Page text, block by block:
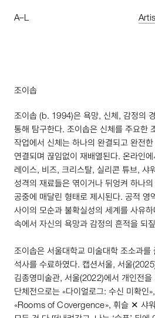
A–L
조이솝
조이솝 (b. 1994)은 욕망, 신체, 감정의
통해 탐구한다. 조이솝은 신체를 주요한
작업에서 신체는 하나의 완결되고 완전
연결되며 끊임없이 재배열된다. 온라인
레이스, 비즈, 크리스탈, 실리콘 튜브, 샤
성격의 재료들은 엮이거나 뒤엉켜 하나
공중에 매달린 형태로 제시된다. 공적 영
사이의 모순과 불확실성의 세계를 사유
속에서 자신의 욕망과 감정의 흔적을 되
조이솝은 서울대학교 미술대학 조소과를
석사를 수료하였다. 캡션서울, 서울(2025
김종영미술관, 서울(2022)에서 개인전을
단체전으로는 «다이얼로그: 수신 미확인
«Rooms of Covergence», 휘슬 ✕ 샤